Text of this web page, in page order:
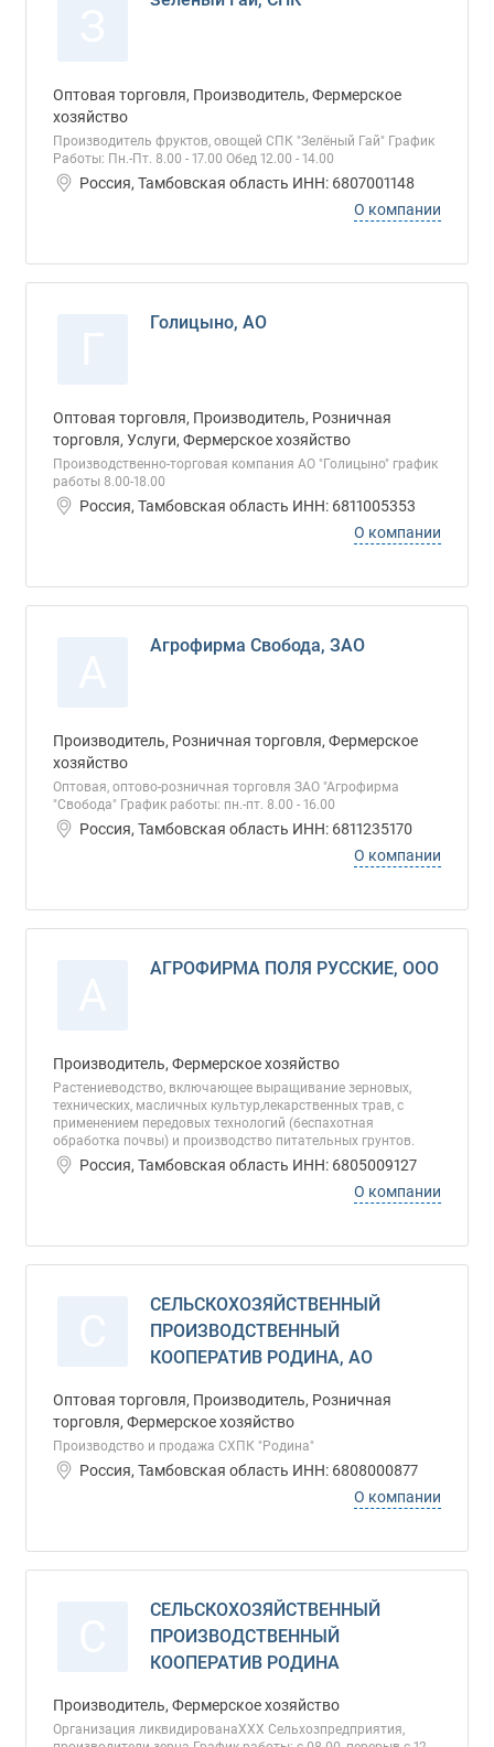
Оптовая торговля, Производитель, Фермерское
хозяйство
Производитель фруктов, овощей СПК "Зелёный Гай" График
Работы: Пн.-Пт. 8.00 - 17.00 Обед 12.00 - 14.00
Россия, Тамбовская область ИНН: 6807001148
О компании
Голицыно, АО
Оптовая торговля, Производитель, Розничная
торговля, Услуги, Фермерское хозяйство
Производственно-торговая компания АО "Голицыно" график
работы 8.00-18.00
Россия, Тамбовская область ИНН: 6811005353
О компании
Агрофирма Свобода, ЗАО
Производитель, Розничная торговля, Фермерское
хозяйство
Оптовая, оптово-розничная торговля ЗАО "Агрофирма
"Свобода" График работы: пн.-пт. 8.00 - 16.00
Россия, Тамбовская область ИНН: 6811235170
О компании
АГРОФИРМА ПОЛЯ РУССКИЕ, ООО
Производитель, Фермерское хозяйство
Растениеводство, включающее выращивание зерновых,
технических, масличных культур,лекарственных трав, с
применением передовых технологий (беспахотная
обработка почвы) и производство питательных грунтов.
Россия, Тамбовская область ИНН: 6805009127
О компании
СЕЛЬСКОХОЗЯЙСТВЕННЫЙ
ПРОИЗВОДСТВЕННЫЙ
КООПЕРАТИВ РОДИНА, АО
Оптовая торговля, Производитель, Розничная
торговля, Фермерское хозяйство
Производство и продажа СХПК "Родина"
Россия, Тамбовская область ИНН: 6808000877
О компании
СЕЛЬСКОХОЗЯЙСТВЕННЫЙ
ПРОИЗВОДСТВЕННЫЙ
КООПЕРАТИВ РОДИНА
Производитель, Фермерское хозяйство
Организация ликвидированаХХХ Сельхозпредприятия,